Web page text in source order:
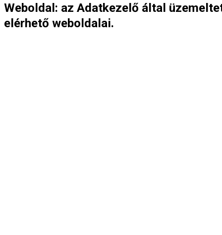
Weboldal: az Adatkezelő által
elérhető weboldalai.